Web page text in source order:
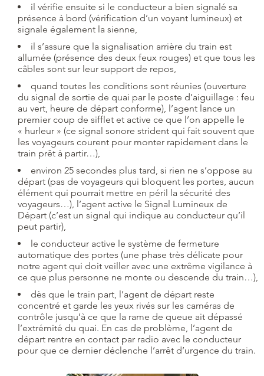
il vérifie ensuite si le conducteur a bien signalé sa
présence à bord (vérification d’un voyant lumineux) et
signale également la sienne,
il s’assure que la signalisation arrière du train est
allumée (présence des deux feux rouges) et que tous les
câbles sont sur leur support de repos,
quand toutes les conditions sont réunies (ouverture
du signal de sortie de quai par le poste d’aiguillage : feu
au vert, heure de départ conforme), l’agent lance un
premier coup de sifflet et active ce que l’on appelle le
« hurleur » (ce signal sonore strident qui fait souvent que
les voyageurs courent pour monter rapidement dans le
train prêt à partir…),
environ 25 secondes plus tard, si rien ne s’oppose au
départ (pas de voyageurs qui bloquent les portes, aucun
élément qui pourrait mettre en péril la sécurité des
voyageurs…), l’agent active le Signal Lumineux de
Départ (c’est un signal qui indique au conducteur qu’il
peut partir),
le conducteur active le système de fermeture
automatique des portes (une phase très délicate pour
notre agent qui doit veiller avec une extrême vigilance à
ce que plus personne ne monte ou descende du train…),
dès que le train part, l’agent de départ reste
concentré et garde les yeux rivés sur les caméras de
contrôle jusqu’à ce que la rame de queue ait dépassé
l’extrémité du quai. En cas de problème, l’agent de
départ rentre en contact par radio avec le conducteur
pour que ce dernier déclenche l’arrêt d’urgence du train.